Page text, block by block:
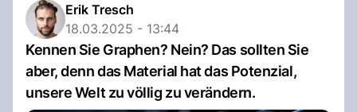
Erik Tresch
18.03.2025 - 13:44
Kennen Sie Graphen? Nein? Das sollten Sie
aber, denn das Material hat das Potenzial,
unsere Welt zu völlig zu verändern.